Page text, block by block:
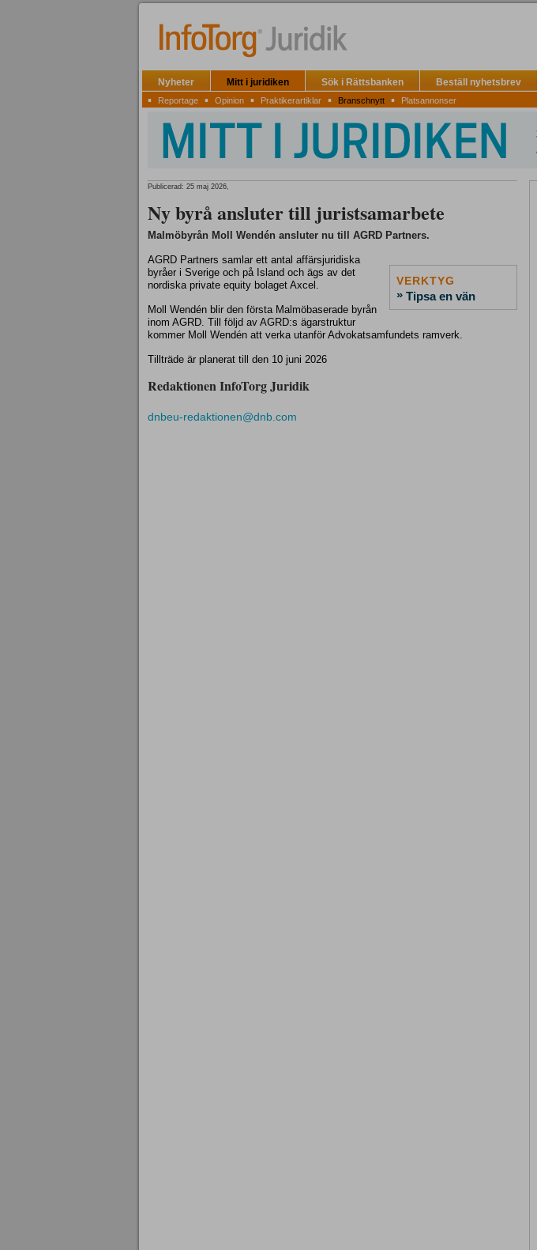
Nyheter Mitt i juridiken Sök i Rättsbanken Beställ nyhetsbrev
▪ Reportage ▪ Opinion ▪ Praktikerartiklar ▪ Branschnytt ▪ Platsannonser
Publicerad: 25 maj 2026,
Ny byrå ansluter till juristsamarbete
Malmöbyrån Moll Wendén ansluter nu till AGRD Partners.
VERKTYG
» Tipsa en vän
AGRD Partners samlar ett antal affärsjuridiska
byråer i Sverige och på Island och ägs av det
nordiska private equity bolaget Axcel.
Moll Wendén blir den första Malmöbaserade byrån
inom AGRD. Till följd av AGRD:s ägarstruktur
kommer Moll Wendén att verka utanför Advokatsamfundets ramverk.
Tillträde är planerat till den 10 juni 2026
Redaktionen InfoTorg Juridik
dnbeu-redaktionen@dnb.com